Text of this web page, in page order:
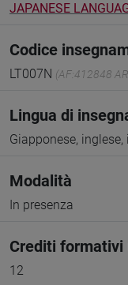
JAPANESE
Codice
LT007N (AF:412848
Lingua di
Giapponese,
Modalità
In presenza
Crediti formativi
12